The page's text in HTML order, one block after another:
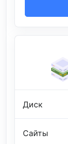
Диск
Сайты